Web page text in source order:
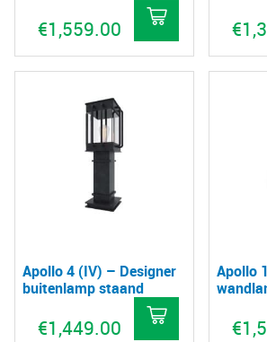
€1,559.00 €
Apollo 4 (IV) – Designer
buitenlamp staand
€1,449.00
Apollo
€